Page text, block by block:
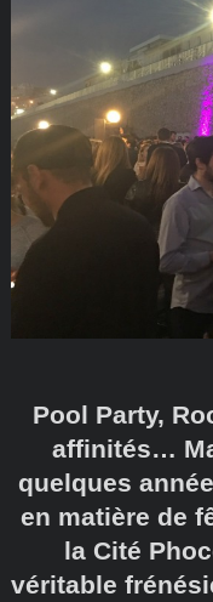
Pool Party,
affinités…
quelques
en matière de
la Cité
véritable